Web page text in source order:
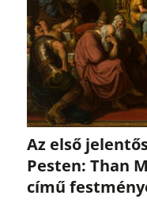
Az első
Pesten: Than
című